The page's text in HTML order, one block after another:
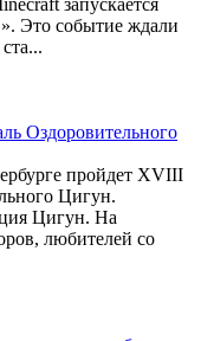
Это событие ждали
Оздоровительного
пройдет XVIII
Цигун.
Цигун. На
любителей со